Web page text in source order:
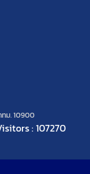
ม. 10900
: 107270